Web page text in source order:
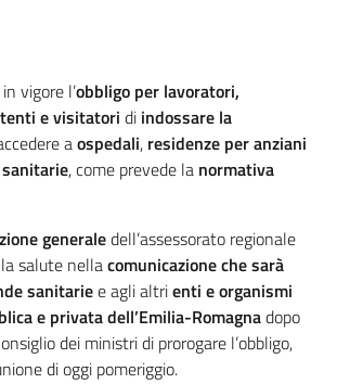
vigore l’obbligo per lavoratori,
e visitatori di indossare la
aospedali, residenze per anziani
, come prevede la normativa
generaledell’assessorato regionale
salute nellacomunicazione che sarà
sanitariee agli altrienti e organismi
e privatadell’Emilia-Romagnadopo
dei ministri di prorogare l’obbligo,
di oggi pomeriggio.